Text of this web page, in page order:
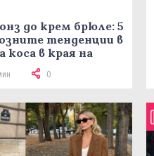
до крем брюле: 5
тенденции в
коса в края на
0